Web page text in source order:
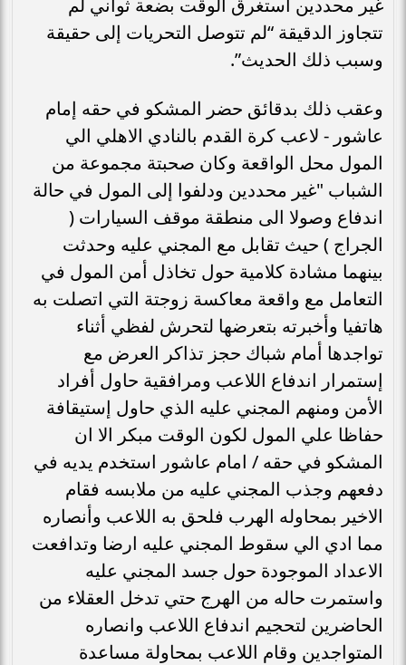
تتجاوز الدقيقة “لم تتوصل التحريات إلى حقيقة
وسبب ذلك الحديث”.
وعقب ذلك بدقائق حضر المشكو في حقه إمام
عاشور - لاعب كرة القدم بالنادي الاهلي الي
المول محل الواقعة وكان صحبتة مجموعة من
الشباب "غير محددين ودلفوا إلى المول في حالة
اندفاع وصولا الى منطقة موقف السيارات (
الجراج ) حيث تقابل مع المجني عليه وحدثت
بينهما مشادة كلامية حول تخاذل أمن المول في
التعامل مع واقعة معاكسة زوجتة التي اتصلت به
هاتفيا وأخبرته بتعرضها لتحرش لفظي أثناء
تواجدها أمام شباك حجز تذاكر العرض مع
إستمرار اندفاع اللاعب ومرافقية حاول أفراد
الأمن ومنهم المجني عليه الذي حاول إستيقافة
حفاظا علي المول لكون الوقت مبكر الا ان
المشكو في حقه / امام عاشور استخدم يديه في
دفعهم وجذب المجني عليه من ملابسه فقام
الاخير بمحاوله الهرب فلحق به اللاعب وأنصاره
مما ادي الي سقوط المجني عليه ارضا وتدافعت
الاعداد الموجودة حول جسد المجني عليه
واستمرت حاله من الهرج حتي تدخل العقلاء من
الحاضرين لتحجيم اندفاع اللاعب وانصاره
المتواجدين وقام اللاعب بمحاولة مساعدة